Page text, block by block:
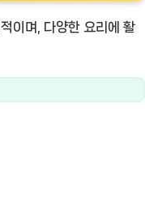
이며, 다양한 요리에 활